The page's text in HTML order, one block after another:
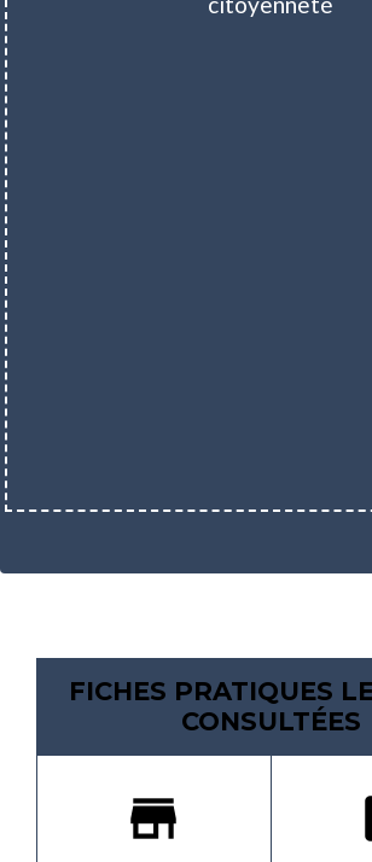
FICHES PRATIQUES
CONSULTÉES
store